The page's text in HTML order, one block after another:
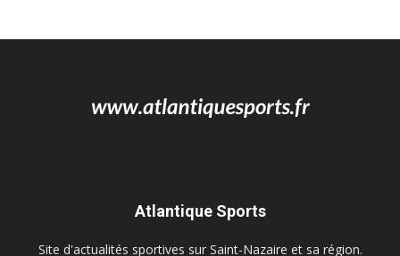
Atlantique Sports
Site d'actualités sportives sur Saint-Nazaire et sa région.